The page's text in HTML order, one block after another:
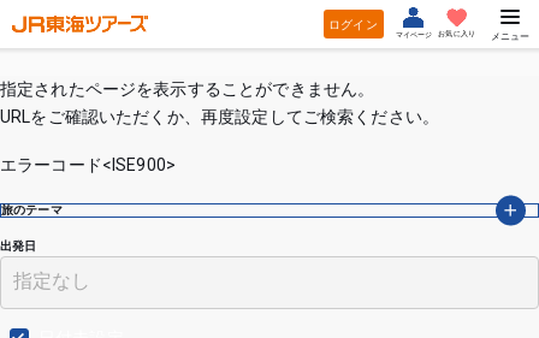
ログイン
マイページ お気に入り メニュー
指定されたページを表示することができません。
URLをご確認いただくか、再度設定してご検索ください。
エラーコード<ISE900>
出発日
旅のテーマ